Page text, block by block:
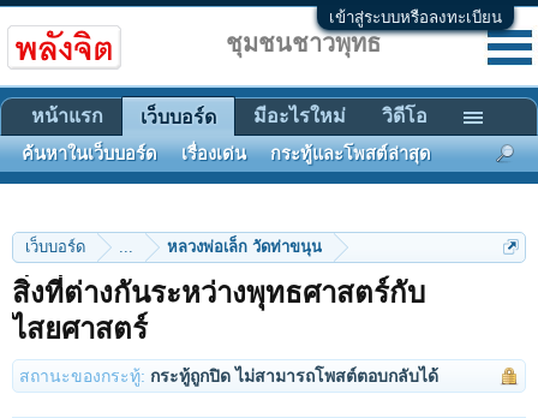
เข้าสู่ระบบหรือลงทะเบียน
เว็บบอร์ด ... หลวงพ่อเล็ก วัดท่าขนุน
สิ่งที่ต่างกันระหว่างพุทธศาสตร์กับ
ไสยศาสตร์
สถานะของกระทู้: กระทู้ถูกปิด ไม่สามารถโพสต์ตอบกลับได้
ชุมชนชาวพุทธ
หน้าแรก เว็บบอร์ด
ค้นหาในเว็บบอร์ด เรื่องเด่น กระทู้และโพสต์ล่าสุด
มีอะไรใหม่ วิดีโอ